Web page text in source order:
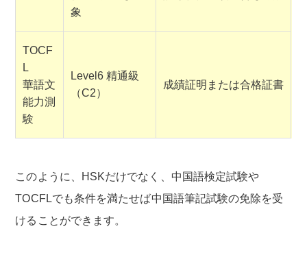
象
TOCF
L
華語文
能力測
験
Level6 精通級
（C2）
成績証明または合格証書
このように、HSKだけでなく、中国語検定試験や
TOCFLでも条件を満たせば中国語筆記試験の免除を受
けることができます。